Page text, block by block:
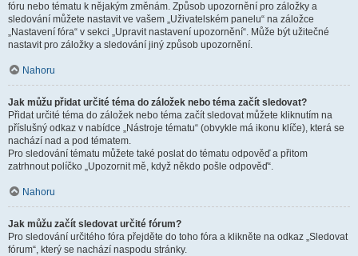
fóru nebo tématu k nějakým změnám. Způsob upozornění pro záložky a
sledování můžete nastavit ve vašem „Uživatelském panelu“ na záložce
„Nastavení fóra“ v sekci „Upravit nastavení upozornění“. Může být užitečné
nastavit pro záložky a sledování jiný způsob upozornění.
Nahoru
Jak můžu přidat určité téma do záložek nebo téma začít sledovat?
Přidat určité téma do záložek nebo téma začít sledovat můžete kliknutím na
příslušný odkaz v nabídce „Nástroje tématu“ (obvykle má ikonu klíče), která se
nachází nad a pod tématem.
Pro sledování tématu můžete také poslat do tématu odpověď a přitom
zatrhnout políčko „Upozornit mě, když někdo pošle odpověď“.
Nahoru
Jak můžu začít sledovat určité fórum?
Pro sledování určitého fóra přejděte do toho fóra a klikněte na odkaz „Sledovat
fórum“, který se nachází naspodu stránky.